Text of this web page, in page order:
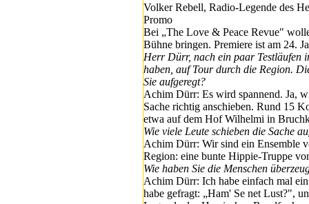
Volker Rebell, Radio-Legende des
Promo
Bei „The Love & Peace Revue"
Bühne bringen. Premiere ist am 24.
Herr Dürr, nach ein paar Testläufen
haben, auf Tour durch die Region.
Sie aufgeregt?
Achim Dürr: Es wird spannend. Ja,
Sache richtig anschieben. Rund 15
etwa auf dem Hof Wilhelmi in
Wie viele Leute schieben die Sache
Achim Dürr: Wir sind ein Ensemble
Region: eine bunte Hippie-Truppe
Wie haben Sie die Menschen
Achim Dürr: Ich habe einfach mal
habe gefragt: „Ham' Se net Lust?",